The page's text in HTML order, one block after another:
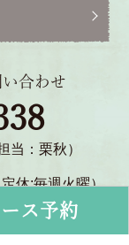
合わせ
当：栗秋）
休:毎週火曜）
川北1770-2
ース予約